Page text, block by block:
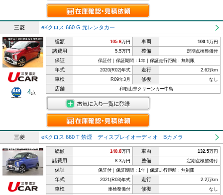
三菱 eKクロス 660 G 元レンタカー
4点
総額 105.6万円 車両 100.1万円
諸費用 5.5万円 整備 定期点検整備付
保証 保証付｜保証期間：1年｜保証走行距離：無制限
年式 2020(R02)年式 走行 2.6万km
車検 R09年3月 修復 なし
店舗 和歌山県クリーンカー中島
三菱 eKクロス 660 T 禁煙 ディスプレイオーディオ Bカメラ
総額 140.8万円 車両 132.5万円
諸費用 8.3万円 整備 定期点検整備付
保証 保証付｜保証期間：1年｜保証走行距離：無制限
年式 2021(R03)年式 走行 2.2万km
車検 車検整備付 修復 なし